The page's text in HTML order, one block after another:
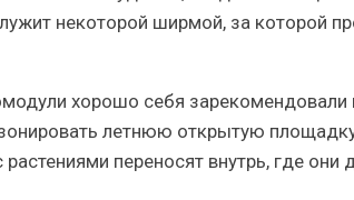
некоторой ширмой, за которой
хорошо себя зарекомендовали
летнюю открытую
растениями переносят внутрь, где